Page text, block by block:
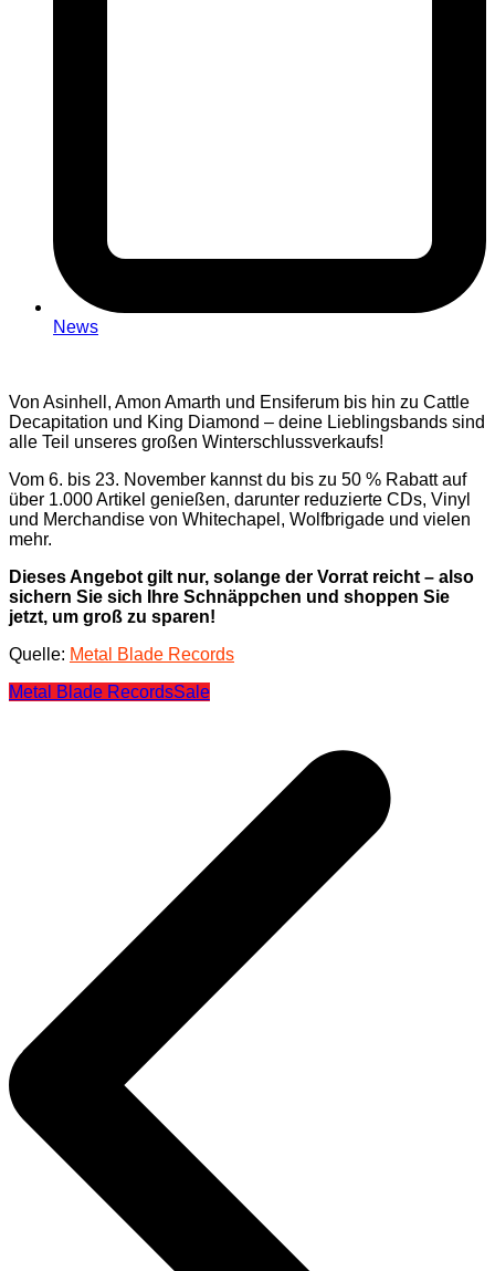
News
Von Asinhell, Amon Amarth und Ensiferum bis hin zu Cattle
Decapitation und King Diamond – deine Lieblingsbands sind
alle Teil unseres großen Winterschlussverkaufs!
Vom 6. bis 23. November kannst du bis zu 50 % Rabatt auf
über 1.000 Artikel genießen, darunter reduzierte CDs, Vinyl
und Merchandise von Whitechapel, Wolfbrigade und vielen
mehr.
Dieses Angebot gilt nur, solange der Vorrat reicht – also
sichern Sie sich Ihre Schnäppchen und shoppen Sie
jetzt, um groß zu sparen!
Quelle: Metal Blade Records
Metal Blade RecordsSale